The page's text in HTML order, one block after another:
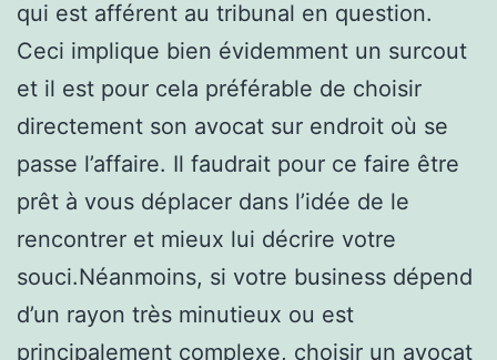
qui est afférent au tribunal en question.
Ceci implique bien évidemment un surcout
et il est pour cela préférable de choisir
directement son avocat sur endroit où se
passe l’affaire. Il faudrait pour ce faire être
prêt à vous déplacer dans l’idée de le
rencontrer et mieux lui décrire votre
souci.Néanmoins, si votre business dépend
d’un rayon très minutieux ou est
principalement complexe, choisir un avocat